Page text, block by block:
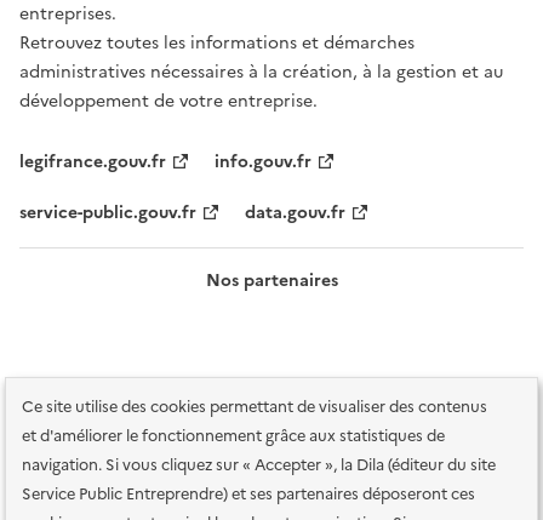
Ce site utilise des cookies permettant de visualiser des contenus
et d'améliorer le fonctionnement grâce aux statistiques de
navigation. Si vous cliquez sur « Accepter », la Dila (éditeur du site
Service Public Entreprendre) et ses partenaires déposeront ces
entreprises.
Retrouvez toutes les informations et démarches
administratives nécessaires à la création, à la gestion et au
développement de votre entreprise.
legifrance.gouv.fr
info.gouv.fr
service-public.gouv.fr
data.gouv.fr
Nos partenaires
Plan du site Accessibilité : totalement conforme Accessibilité des